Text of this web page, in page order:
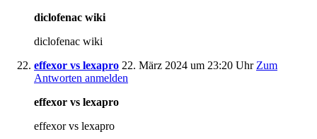
diclofenac wiki
diclofenac wiki
effexor vs lexapro 22. März 2024 um 23:20 Uhr Zum
Antworten anmelden
effexor vs lexapro
effexor vs lexapro